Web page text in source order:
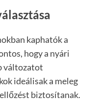
kaphatók a
hogy a nyári
változatot
ideálisak a meleg
biztosítanak.